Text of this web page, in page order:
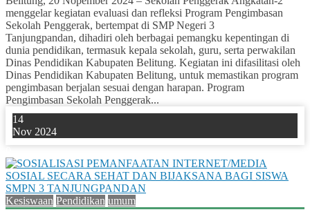
menggelar kegiatan evaluasi dan refleksi Program Pengimbasan
Sekolah Penggerak, bertempat di SMP Negeri 3
Tanjungpandan, dihadiri oleh berbagai pemangku kepentingan di
dunia pendidikan, termasuk kepala sekolah, guru, serta perwakilan
Dinas Pendidikan Kabupaten Belitung. Kegiatan ini difasilitasi oleh
Dinas Pendidikan Kabupaten Belitung, untuk memastikan program
pengimbasan berjalan sesuai dengan harapan. Program
Pengimbasan Sekolah Penggerak...
14
Nov 2024
Kesiswaan Pendidikan umum